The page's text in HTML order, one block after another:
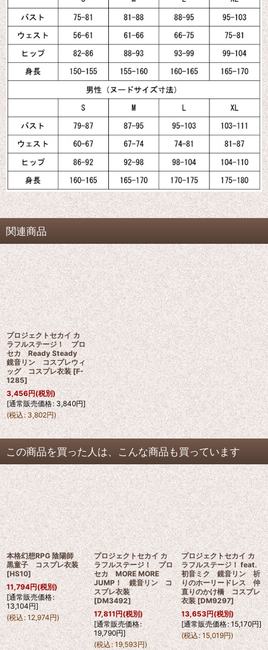
関連商品
プロジェクトセカイ カ
ラフルステージ！ プロ
セカ Ready Steady
鏡音リン コスプレウィ
ッグ コスプレ衣装 [F-
1285]
3,456円(税別)
[通常販売価格: 3,840円]
(税込: 3,802円)
この商品を買った人は、こんな商品も買っています
本格幻想RPG 陰陽師
黒童子 コスプレ衣装
[HS10]
11,794円(税別)
[通常販売価格:
13,104円]
(税込: 12,974円)
プロジェクトセカイ カ
ラフルステージ！ プロ
セカ MORE MORE
JUMP！ 鏡音リン コ
スプレ衣装
[DM3492]
17,811円(税別)
[通常販売価格:
19,790円]
(税込: 19,593円)
プロジェクトセカイ カ
ラフルステージ！ feat.
初音ミク 鏡音リン 祈
りのホーリードレス 仲
直りのかけ橋 コスプレ
衣装 [DM9297]
13,653円(税別)
[通常販売価格: 15,170円]
(税込: 15,019円)